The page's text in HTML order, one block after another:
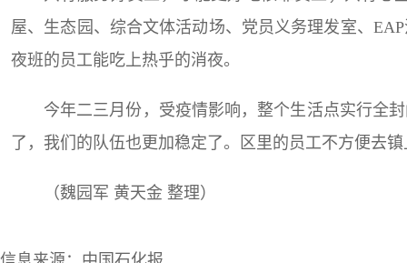
屋、生态园、综合文体活动场、党员义务理发室、
夜班的员工能吃上热乎的消夜。
今年二三月份，受疫情影响，整个生活点实行全
了，我们的队伍也更加稳定了。区里的员工不方便去
（魏园军 黄天金 整理）